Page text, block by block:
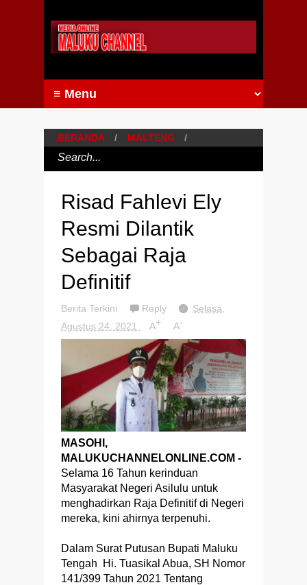
BERANDA / MALTENG /
Risad Fahlevi Ely
Resmi Dilantik
Sebagai Raja
Definitif
Berita Terkini Reply
Selasa,
Agustus 24, 2021
A+ A-
MASOHI,
MALUKUCHANNELONLINE.COM -
Selama 16 Tahun kerinduan
Masyarakat Negeri Asilulu untuk
menghadirkan Raja Definitif di Negeri
mereka, kini ahirnya terpenuhi.
Dalam Surat Putusan Bupati Maluku
Tengah Hi. Tuasikal Abua, SH Nomor
141/399 Tahun 2021 Tentang